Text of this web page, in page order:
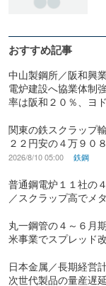
おすすめ記事
中山製鋼所／阪和興
電炉建設へ協業体制
率は阪和２０％、ヨ
関東の鉄スクラップ
２２円安の４万９０
2026/8/10 05:00 鉄鋼
普通鋼電炉１１社の
／スクラップ高でメ
丸一鋼管の４～６月
米事業でスプレッド
日本金属／長期経営
次世代製品の量産遅